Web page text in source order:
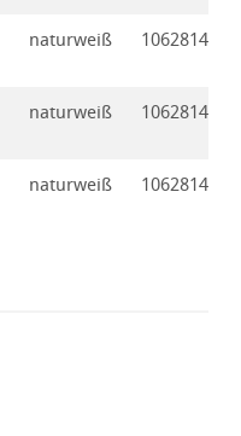
naturweiß 10628142
naturweiß 10628144
naturweiß 10628143